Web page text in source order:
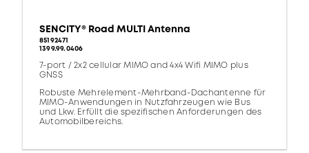
SENCITY® Road MULTI Antenna
85192471
1399.99.0406
7-port / 2x2 cellular MIMO and 4x4 Wifi MIMO plus
GNSS
Robuste Mehrelement-Mehrband-Dachantenne für
MIMO-Anwendungen in Nutzfahrzeugen wie Bus
und Lkw. Erfüllt die spezifischen Anforderungen des
Automobilbereichs.